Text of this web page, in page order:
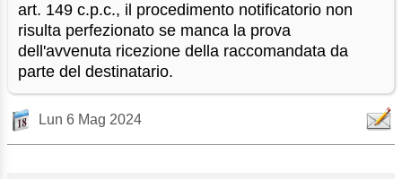
art. 149 c.p.c., il procedimento notificatorio non
risulta perfezionato se manca la prova
dell'avvenuta ricezione della raccomandata da
parte del destinatario.
Lun 6 Mag 2024